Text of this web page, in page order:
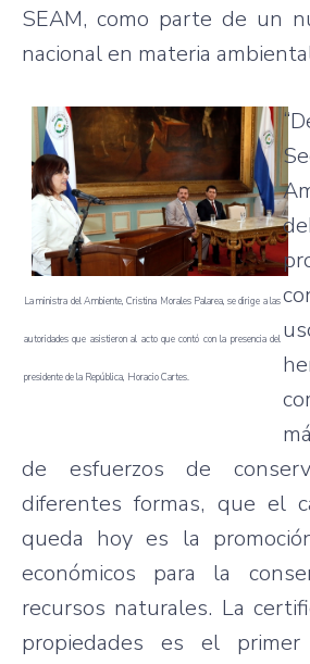
SEAM, como parte de un
nacional en materia
La ministra del Ambiente, Cristina Morales Palarea, se dirige a las
autoridades que asistieron al acto que contó con la presencia del
presidente de la República, Horacio Cartes.
de esfuerzos de
diferentes formas, que el
queda hoy es la
económicos para la
recursos naturales. La
propiedades es el